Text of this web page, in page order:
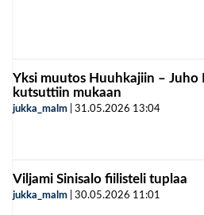
Yksi muutos Huuhkajiin – Juho
kutsuttiin mukaan
jukka_malm 31.05.2026 13:04
Viljami Sinisalo fiilisteli tuplaa
jukka_malm 30.05.2026 11:01